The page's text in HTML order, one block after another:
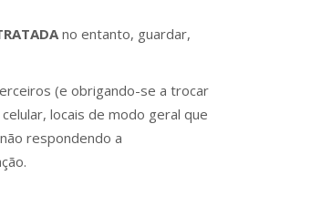
no entanto, guardar,
(e obrigando-se a trocar
locais de modo geral que
respondendo a